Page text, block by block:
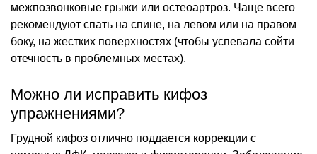
межпозвонковые грыжи или остеоартроз. Чаще всего
рекомендуют спать на спине, на левом или на правом
боку, на жестких поверхностях (чтобы успевала сойти
отечность в проблемных местах).
Можно ли исправить кифоз
упражнениями?
Грудной кифоз отлично поддается коррекции с